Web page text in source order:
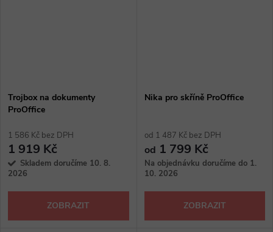
Trojbox na dokumenty
ProOffice
1 586 Kč bez DPH
1 919 Kč
Skladem doručíme 10. 8.
2026
ZOBRAZIT
Nika pro skříně ProOffice
od 1 487 Kč bez DPH
od 1 799 Kč
Na objednávku doručíme do 1.
10. 2026
ZOBRAZIT